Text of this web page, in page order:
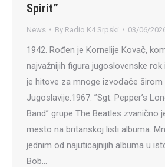
Spirit”
News By Radio K4 Srpski 03/06/
1942. Rođen je Kornelije Kovač,
najvažnijih figura jugoslovenske
je hitove za mnoge izvođače širom
Jugoslavije.1967. ”Sgt. Pepper’s
Band” grupe The Beatles zvanično
mesto na britanskoj listi albuma.
jednim od najuticajnijih albuma u
Bob…